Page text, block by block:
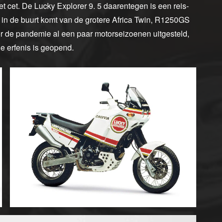
cet. De Lucky Explorer 9. 5 daarentegen is een reis-
de buurt komt van de grotere Africa Twin, R1250GS
pandemie al een paar motorseizoenen uitgesteld,
erfenis is geopend.